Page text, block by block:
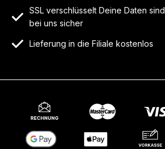
SSL verschlüsselt Deine Daten sind
bei uns sicher
Lieferung in die Filiale kostenlos